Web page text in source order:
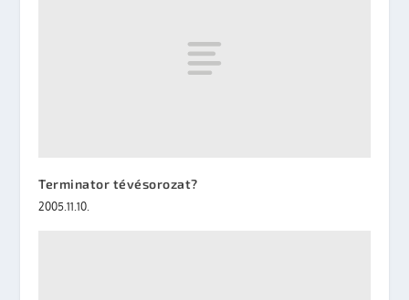
Terminator tévésorozat?
2005.11.10.